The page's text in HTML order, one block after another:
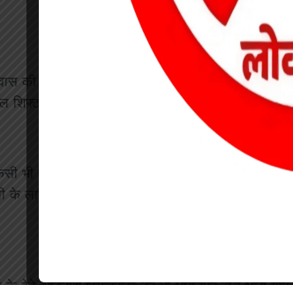
की सजा काट रहे मुन्ना शुक्ला और पटना के कुख्यात
शिफ्ट किया गया।
भी प्रकार की आपराधिक गतिविधि या प्रभाव को
के लालगंज सीट से राजद प्रत्याशी के रूप में चुनाव